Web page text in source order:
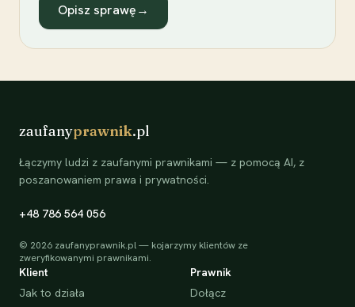
Opisz sprawę→
zaufanyprawnik.pl
Łączymy ludzi z zaufanymi prawnikami — z pomocą AI, z
poszanowaniem prawa i prywatności.
+48 786 564 056
© 2026 zaufanyprawnik.pl — kojarzymy klientów ze
zweryfikowanymi prawnikami.
Klient
Jak to działa
Prawnik
Dołącz